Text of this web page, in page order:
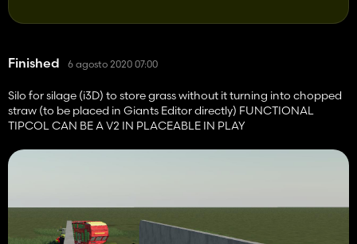
Finished 6 agosto 2020 07:00
Silo for silage (i3D) to store grass without it turning into chopped
straw (to be placed in Giants Editor directly) FUNCTIONAL
TIPCOL CAN BE A V2 IN PLACEABLE IN PLAY